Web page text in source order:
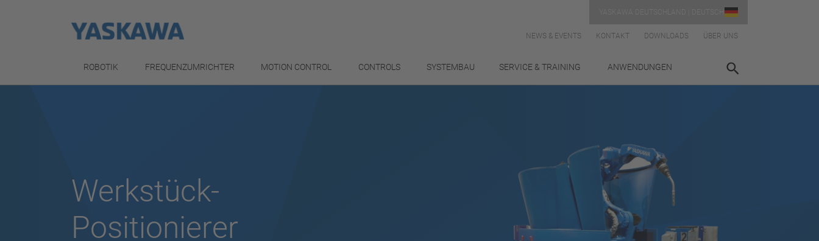
NEWS & EVENTS KONTAKT DOWNLOADS ÜBER UNS
ROBOTIK FREQUENZUMRICHTER MOTION CONTROL CONTROLS SYSTEMBAU SERVICE & TRAINING ANWENDUNGEN
Werkstück-
Positionierer